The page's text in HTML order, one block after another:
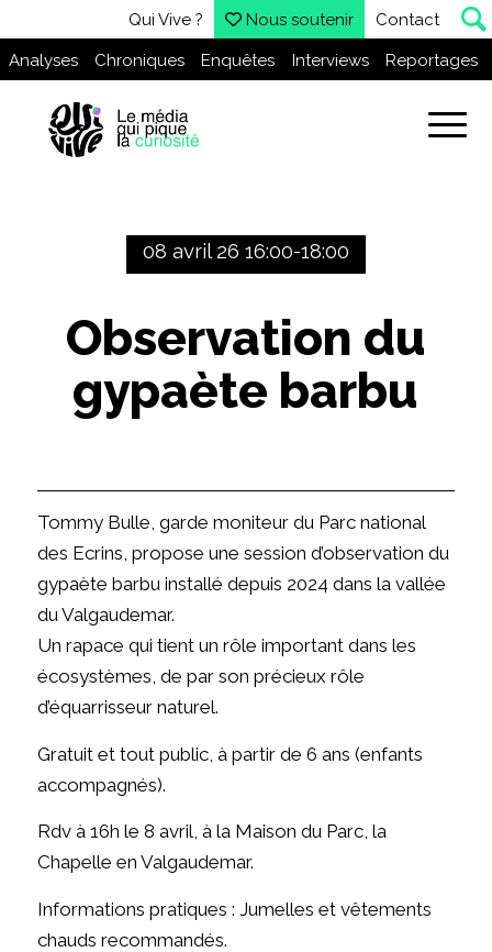
Qui Vive ? Nous soutenir Contact
Analyses Chroniques Enquêtes Interviews Reportages
08 avril 26 16:00-18:00
Observation du
gypaète barbu
Tommy Bulle, garde moniteur du Parc national
des Ecrins, propose une session d’observation du
gypaète barbu installé depuis 2024 dans la vallée
du Valgaudemar.
Un rapace qui tient un rôle important dans les
écosystèmes, de par son précieux rôle
d’équarrisseur naturel.
Gratuit et tout public, à partir de 6 ans (enfants
accompagnés).
Rdv à 16h le 8 avril, à la Maison du Parc, la
Chapelle en Valgaudemar.
Informations pratiques : Jumelles et vêtements
chauds recommandés.